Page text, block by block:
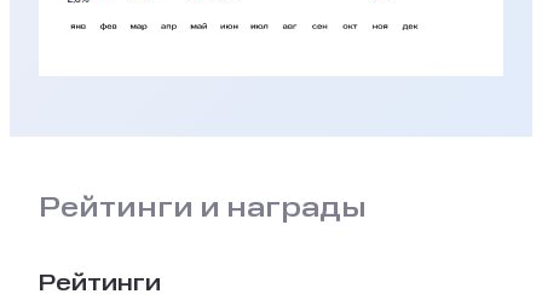
Рейтинги и награды
Рейтинги